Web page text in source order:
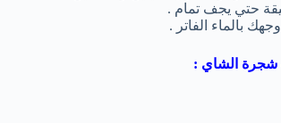
بالماء الفاتر .
شجرة الشاي :